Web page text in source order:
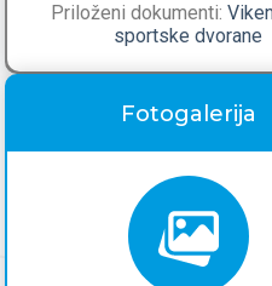
Priloženi dokumenti:
sportske dvorane
Fotogalerija